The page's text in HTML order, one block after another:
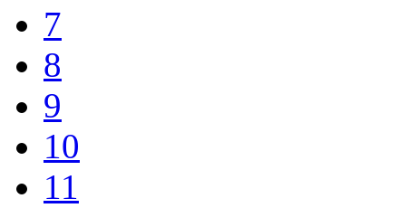
7
8
9
10
11